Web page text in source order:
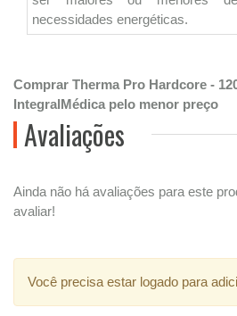
necessidades energéticas.
Comprar Therma Pro Hardcore -
IntegralMédica pelo menor preço
Avaliações
Ainda não há avaliações para este
avaliar!
Você precisa estar logado para